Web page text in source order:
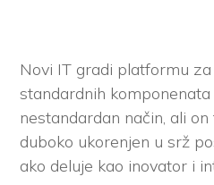
Novi IT gradi platformu
standardnih
nestandardan način, ali
duboko ukorenjen u srž
ako deluje kao inovator i